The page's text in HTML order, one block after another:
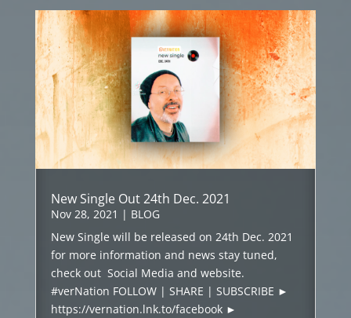
New Single Out 24th Dec. 2021
Nov 28, 2021 | BLOG
New Single will be released on 24th Dec. 2021
for more information and news stay tuned,
check out Social Media and website.
#verNation FOLLOW | SHARE | SUBSCRIBE ►
https://vernation.lnk.to/facebook ►